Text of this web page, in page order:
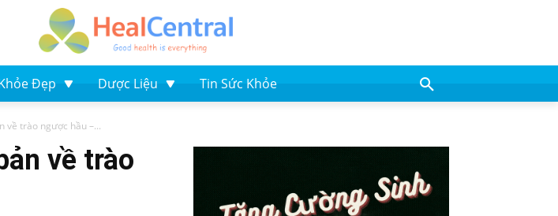
Đẹp Dược Liệu Tin Sức Khỏe
về trào ngược hầu –...
về trào